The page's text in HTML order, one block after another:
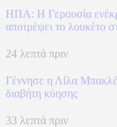
ΗΠΑ: Η Γερουσία
αποτρέψει το λουκέτο
24 λεπτά πριν
Γέννησε η Λίλα
διαβήτη κύησης
33 λεπτά πριν